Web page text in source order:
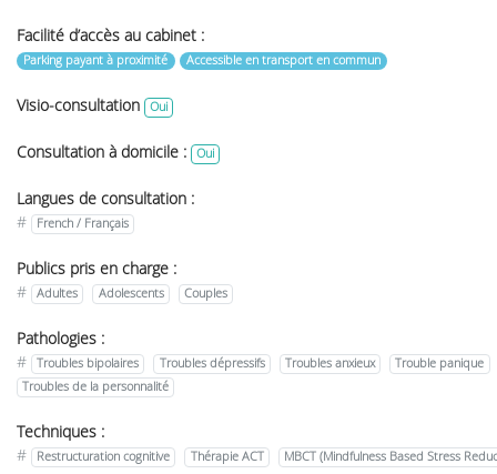
Facilité d’accès au cabinet :
Parking payant à proximité Accessible en transport en commun
Visio-consultation Oui
Consultation à domicile : Oui
Langues de consultation :
#
French / Français
Publics pris en charge :
#
Adultes Adolescents Couples
Pathologies :
#
Troubles bipolaires Troubles dépressifs Troubles anxieux
Trouble panique
Troubles de la personnalité
Techniques :
#
Restructuration cognitive Thérapie ACT MBCT (Mindfulness Based Stress